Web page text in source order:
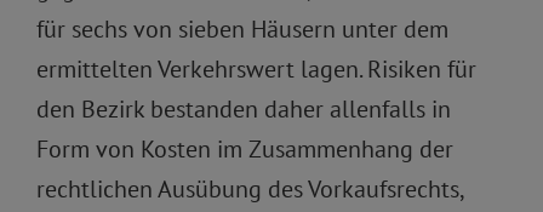
für sechs von sieben Häusern unter dem
ermittelten Verkehrswert lagen. Risiken für
den Bezirk bestanden daher allenfalls in
Form von Kosten im Zusammenhang der
rechtlichen Ausübung des Vorkaufsrechts,